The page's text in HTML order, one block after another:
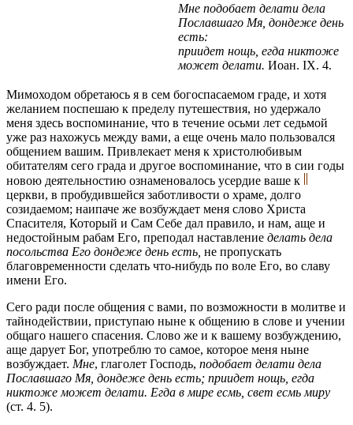
Мне подобает делати дела
Пославшаго Мя, дондеже день
есть:
приидет нощь, егда никтоже
может делати. Иоан. IX. 4.
Мимоходом обретаюсь я в сем богоспасаемом граде, и хотя
желанием поспешаю к пределу путешествия, но удержало
меня здесь воспоминание, что в течение осьми лет седьмой
уже раз нахожусь между вами, а еще очень мало пользовался
общением вашим. Привлекает меня к христолюбивым
обитателям сего града и другое воспоминание, что в сии годы
новою деятельностию ознаменовалось усердие ваше к
церкви, в пробудившейся заботливости о храме, долго
созидаемом; наипаче же возбуждает меня слово Христа
Спасителя, Который и Сам Себе дал правило, и нам, аще и
недостойным рабам Его, преподал наставление делать дела
посольства Его дондеже день есть, не пропускать
благовременности сделать что-нибудь по воле Его, во славу
имени Его.
Сего ради после общения с вами, по возможности в молитве и
тайнодействии, приступаю ныне к общению в слове и учении
общаго нашего спасения. Слово же и к вашему возбуждению,
аще дарует Бог, употреблю то самое, которое меня ныне
возбуждает. Мне, глаголет Господь, подобает делати дела
Пославшаго Мя, дондеже день есть; приидет нощь, егда
никтоже может делати. Егда в мире есмь, свет есмь миру
(ст. 4. 5).